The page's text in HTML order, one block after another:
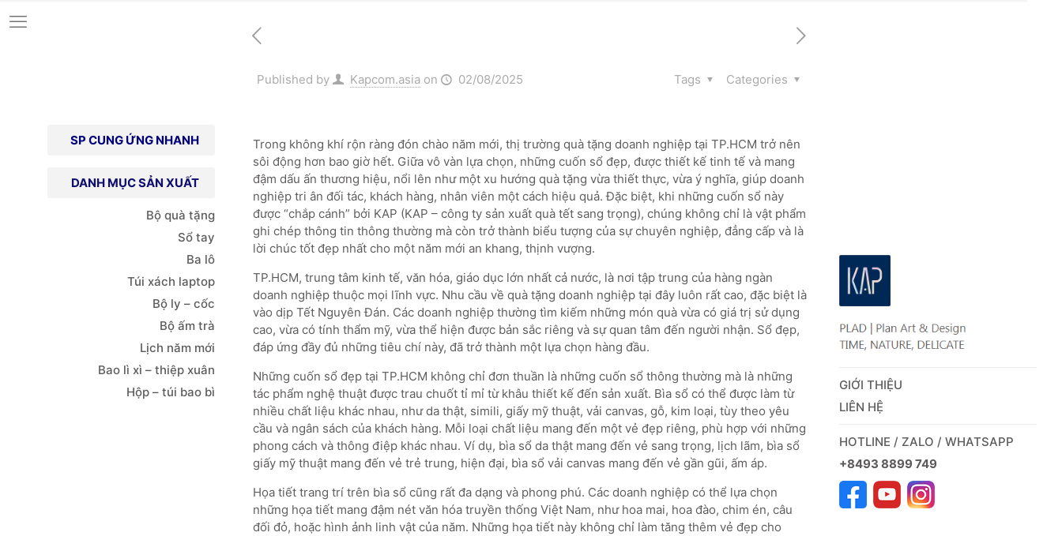
Published by Kapcom.asia on 02/08/2025 Categories
Tags
Trong không khí rộn ràng đón chào năm mới, thị trường quà tặng doanh nghiệp tại TP.HCM trở nên
sôi động hơn bao giờ hết. Giữa vô vàn lựa chọn, những cuốn sổ đẹp, được thiết kế tinh tế và mang
đậm dấu ấn thương hiệu, nổi lên như một xu hướng quà tặng vừa thiết thực, vừa ý nghĩa, giúp doanh
nghiệp tri ân đối tác, khách hàng, nhân viên một cách hiệu quả. Đặc biệt, khi những cuốn sổ này
được “chắp cánh” bởi KAP (KAP – công ty sản xuất quà tết sang trọng), chúng không chỉ là vật phẩm
ghi chép thông tin thông thường mà còn trở thành biểu tượng của sự chuyên nghiệp, đẳng cấp và là
lời chúc tốt đẹp nhất cho một năm mới an khang, thịnh vượng.
TP.HCM, trung tâm kinh tế, văn hóa, giáo dục lớn nhất cả nước, là nơi tập trung của hàng ngàn
doanh nghiệp thuộc mọi lĩnh vực. Nhu cầu về quà tặng doanh nghiệp tại đây luôn rất cao, đặc biệt là
vào dịp Tết Nguyên Đán. Các doanh nghiệp thường tìm kiếm những món quà vừa có giá trị sử dụng
cao, vừa có tính thẩm mỹ, vừa thể hiện được bản sắc riêng và sự quan tâm đến người nhận. Sổ đẹp,
đáp ứng đầy đủ những tiêu chí này, đã trở thành một lựa chọn hàng đầu.
Những cuốn sổ đẹp tại TP.HCM không chỉ đơn thuần là những cuốn sổ thông thường mà là những
tác phẩm nghệ thuật được trau chuốt tỉ mỉ từ khâu thiết kế đến sản xuất. Bìa sổ có thể được làm từ
nhiều chất liệu khác nhau, như da thật, simili, giấy mỹ thuật, vải canvas, gỗ, kim loại, tùy theo yêu
cầu và ngân sách của khách hàng. Mỗi loại chất liệu mang đến một vẻ đẹp riêng, phù hợp với những
phong cách và thông điệp khác nhau. Ví dụ, bìa sổ da thật mang đến vẻ sang trọng, lịch lãm, bìa sổ
giấy mỹ thuật mang đến vẻ trẻ trung, hiện đại, bìa sổ vải canvas mang đến vẻ gần gũi, ấm áp.
Họa tiết trang trí trên bìa sổ cũng rất đa dạng và phong phú. Các doanh nghiệp có thể lựa chọn
những họa tiết mang đậm nét văn hóa truyền thống Việt Nam, như hoa mai, hoa đào, chim én, câu
đối đỏ, hoặc hình ảnh linh vật của năm. Những họa tiết này không chỉ làm tăng thêm vẻ đẹp cho
SP CUNG ỨNG NHANH
DANH MỤC SẢN XUẤT
Bộ quà tặng
Sổ tay
Ba lô
Túi xách laptop
Bộ ly – cốc
Bộ ấm trà
Lịch năm mới
Bao lì xì – thiệp xuân
Hộp – túi bao bì
GIỚI THIỆU
LIÊN HỆ
HOTLINE / ZALO / WHATSAPP
+8493 8899 749